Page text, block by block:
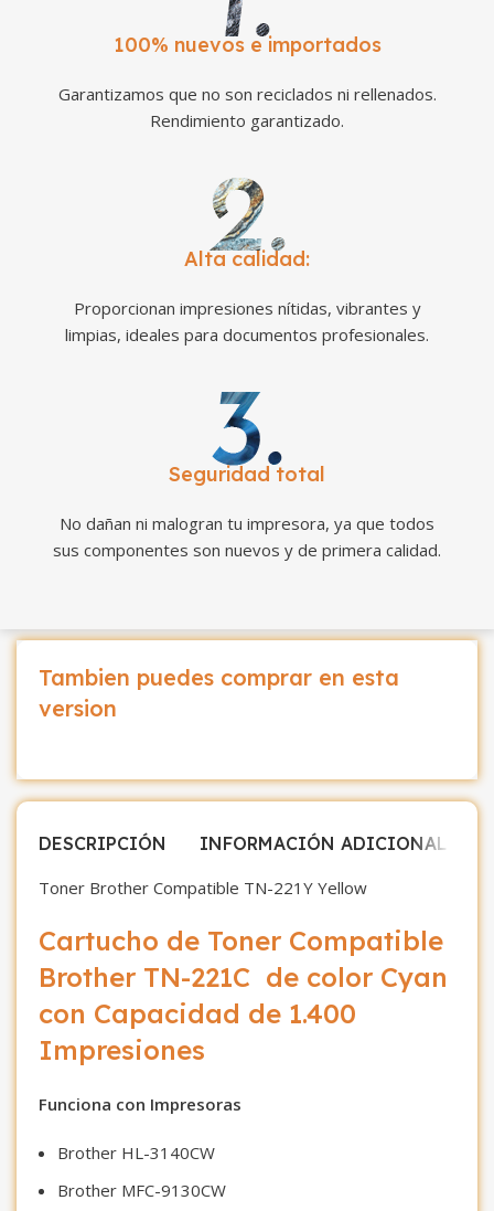
100% nuevos e importados
Garantizamos que no son reciclados ni rellenados.
Rendimiento garantizado.
Alta calidad:
Proporcionan impresiones nítidas, vibrantes y
limpias, ideales para documentos profesionales.
Seguridad total
No dañan ni malogran tu impresora, ya que todos
sus componentes son nuevos y de primera calidad.
DESCRIPCIÓN INFORMACIÓN ADICIONAL
Toner Brother Compatible TN-221Y Yellow
Cartucho de Toner Compatible
Brother TN-221C de color Cyan
con Capacidad de 1.400
Impresiones
Funciona con Impresoras
Brother HL-3140CW
Brother MFC-9130CW
Tambien puedes comprar en esta
version